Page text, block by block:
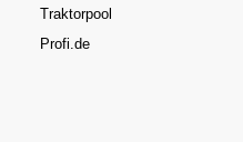
Traktorpool
Profi.de